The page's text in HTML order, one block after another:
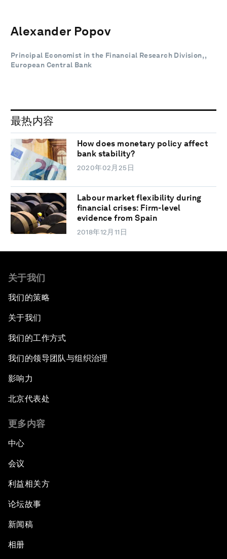
Alexander Popov
Principal Economist in the Financial Research Division, ,
European Central Bank
最热内容
How does monetary policy affect
bank stability?
2020年02月25日
Labour market flexibility during
financial crises: Firm-level
evidence from Spain
2018年12月11日
关于我们
我们的策略
关于我们
我们的工作方式
我们的领导团队与组织治理
影响力
北京代表处
更多内容
中心
会议
利益相关方
论坛故事
新闻稿
相册